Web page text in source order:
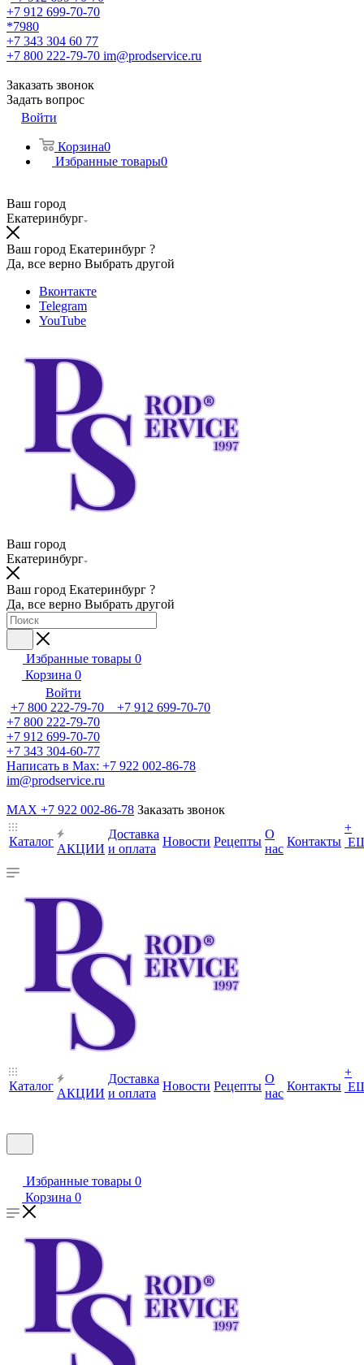
+7 912 699-70-70
*7980
+7 343 304 60 77
+7 800 222-79-70 im@prodservice.ru
Заказать звонок
Задать вопрос
Войти
Корзина0
Избранные товары0
Ваш город
Екатеринбург
Ваш город Екатеринбург ?
Да, все верно Выбрать другой
Вконтакте
Telegram
YouTube
Ваш город
Екатеринбург
Ваш город Екатеринбург ?
Да, все верно Выбрать другой
Избранные товары 0
Корзина 0
Войти
+7 800 222-79-70 +7 912 699-70-70
+7 800 222-79-70
+7 912 699-70-70
+7 343 304-60-77
Написать в Max: +7 922 002-86-78
im@prodservice.ru
MAX +7 922 002-86-78 Заказать звонок
Каталог
АКЦИИ
Доставка
и оплата
Новости Рецепты
О
нас
Контакты
+
Каталог
АКЦИИ
Доставка
и оплата
Новости Рецепты
О
нас
Контакты
+
Избранные товары 0
Корзина 0